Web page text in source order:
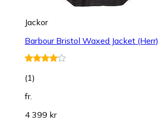
Jackor
Barbour Bristol Waxed Jacket (Herr)
(1)
fr.
4 399 kr